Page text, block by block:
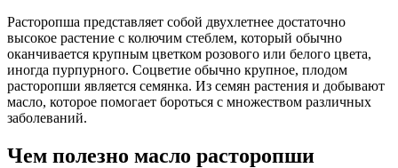
Расторопша представляет собой двухлетнее достаточно
высокое растение с колючим стеблем, который обычно
оканчивается крупным цветком розового или белого цвета,
иногда пурпурного. Соцветие обычно крупное, плодом
расторопши является семянка. Из семян растения и добывают
масло, которое помогает бороться с множеством различных
заболеваний.
Чем полезно масло расторопши